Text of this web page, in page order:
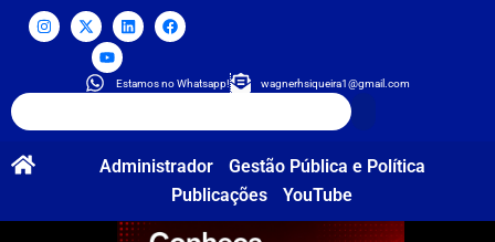
Estamos no Whatsapp! wagnerhsiqueira1@gmail.com
Administrador
Gestão Pública e Política
Publicações
YouTube